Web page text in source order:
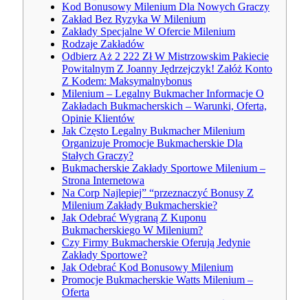
Kod Bonusowy Milenium Dla Nowych Graczy
Zakład Bez Ryzyka W Milenium
Zakłady Specjalne W Ofercie Milenium
Rodzaje Zakładów
Odbierz Aż 2 222 Zł W Mistrzowskim Pakiecie
Powitalnym Z Joanny Jędrzejczyk! Załóż Konto
Z Kodem: Maksymalnybonus
Milenium – Legalny Bukmacher Informacje O
Zakładach Bukmacherskich – Warunki, Oferta,
Opinie Klientów
Jak Często Legalny Bukmacher Milenium
Organizuje Promocje Bukmacherskie Dla
Stałych Graczy?
Bukmacherskie Zakłady Sportowe Milenium –
Strona Internetowa
Na Corp Najlepiej” “przeznaczyć Bonusy Z
Milenium Zakłady Bukmacherskie?
Jak Odebrać Wygraną Z Kuponu
Bukmacherskiego W Milenium?
Czy Firmy Bukmacherskie Oferują Jedynie
Zakłady Sportowe?
Jak Odebrać Kod Bonusowy Milenium
Promocje Bukmacherskie Watts Milenium –
Oferta